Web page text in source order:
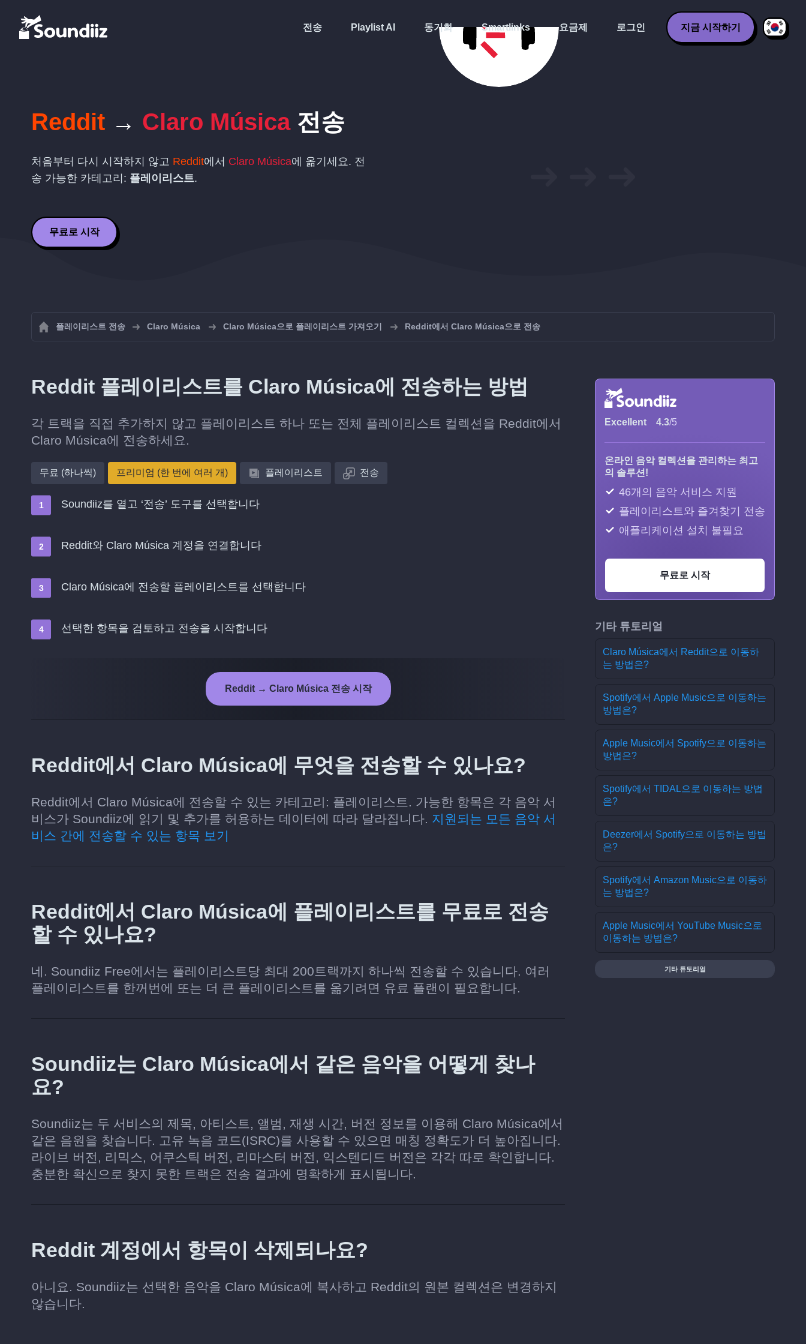
전송 Playlist AI 동기화 Smartlinks 요금제 로그인 지금 시작하기
Reddit → Claro Música전송
처음부터 다시 시작하지 않고 Reddit에서 Claro Música에 옮기세요. 전
송 가능한 카테고리: 플레이리스트.
무료로 시작
플레이리스트 전송 Claro Música Claro Música으로 플레이리스트 가져오기 Reddit에서 Claro Música으로 전송
Reddit 플레이리스트를 Claro Música에 전송하는 방법
각 트랙을 직접 추가하지 않고 플레이리스트 하나 또는 전체 플레이리스트 컬렉션을 Reddit에서
Claro Música에 전송하세요.
무료 (하나씩) 프리미엄 (한 번에 여러 개) 플레이리스트 전송
Soundiiz를 열고 ‘전송’ 도구를 선택합니다
Reddit와 Claro Música 계정을 연결합니다
Claro Música에 전송할 플레이리스트를 선택합니다
선택한 항목을 검토하고 전송을 시작합니다
Reddit → Claro Música 전송 시작
Reddit에서 Claro Música에 무엇을 전송할 수 있나요?
Reddit에서 Claro Música에 전송할 수 있는 카테고리: 플레이리스트. 가능한 항목은 각 음악 서
비스가 Soundiiz에 읽기 및 추가를 허용하는 데이터에 따라 달라집니다. 지원되는 모든 음악 서
비스 간에 전송할 수 있는 항목 보기
Reddit에서 Claro Música에 플레이리스트를 무료로 전송
할 수 있나요?
네. Soundiiz Free에서는 플레이리스트당 최대 200트랙까지 하나씩 전송할 수 있습니다. 여러
플레이리스트를 한꺼번에 또는 더 큰 플레이리스트를 옮기려면 유료 플랜이 필요합니다.
Soundiiz는 Claro Música에서 같은 음악을 어떻게 찾나
요?
Soundiiz는 두 서비스의 제목, 아티스트, 앨범, 재생 시간, 버전 정보를 이용해 Claro Música에서
같은 음원을 찾습니다. 고유 녹음 코드(ISRC)를 사용할 수 있으면 매칭 정확도가 더 높아집니다.
라이브 버전, 리믹스, 어쿠스틱 버전, 리마스터 버전, 익스텐디드 버전은 각각 따로 확인합니다.
충분한 확신으로 찾지 못한 트랙은 전송 결과에 명확하게 표시됩니다.
Reddit 계정에서 항목이 삭제되나요?
아니요. Soundiiz는 선택한 음악을 Claro Música에 복사하고 Reddit의 원본 컬렉션은 변경하지
않습니다.
Excellent 4.3/5
온라인 음악 컬렉션을 관리하는 최고
의 솔루션!
46개의 음악 서비스 지원
플레이리스트와 즐겨찾기 전송
애플리케이션 설치 불필요
무료로 시작
기타 튜토리얼
Claro Música에서 Reddit으로 이동하
는 방법은?
Spotify에서 Apple Music으로 이동하는
방법은?
Apple Music에서 Spotify으로 이동하는
방법은?
Spotify에서 TIDAL으로 이동하는 방법
은?
Deezer에서 Spotify으로 이동하는 방법
은?
Spotify에서 Amazon Music으로 이동하
는 방법은?
Apple Music에서 YouTube Music으로
이동하는 방법은?
기타 튜토리얼